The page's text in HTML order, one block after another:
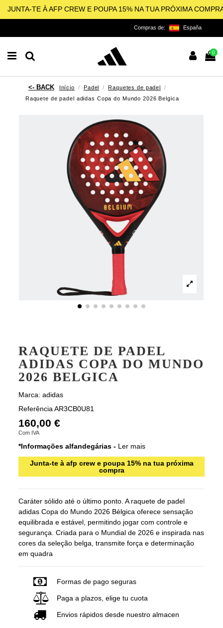
JUNTA-TE À AFP CREW E POUPA 15% NA TUA PRÓXIMA
Compras de: España
0
Início Padel
Raquetes de padel
Raquete de padel adidas Copa do Mundo 2026 Belgica
RAQUETE DE PADEL
ADIDAS COPA DO MUNDO
2026 BELGICA
Marca: adidas
Referência AR3CB0U81
160,00 €
Com IVA
*Informações alfandegárias - Ler mais
Junta-te à afp crew e poupa 15% na tua próxima
compra
Caráter sólido até o último ponto. A raquete de padel
adidas Copa do Mundo 2026 Bélgica oferece sensação
equilibrada e estável, permitindo jogar com controle e
segurança. Criada para o Mundial de 2026 e inspirada nas
cores da seleção belga, transmite força e determinação
em quadra
Formas de pago seguras
Paga a plazos, elige tu cuota
Envios rápidos desde nuestro almacen